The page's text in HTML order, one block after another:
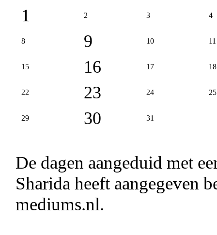
1 2 3 4
8 9 10 11
15 16 17 18
22 23 24 25
29 30 31
De dagen aangeduid met
Sharida heeft aangegeven
mediums.nl.